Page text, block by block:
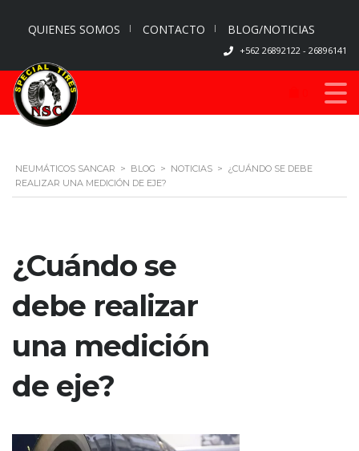
QUIENES SOMOS CONTACTO BLOG/NOTICIAS
+562 26892122 - 26896141
NEUMÁTICOS SANCAR > BLOG > NOTICIAS > ¿CUÁNDO SE DEBE
REALIZAR UNA MEDICIÓN DE EJE?
¿Cuándo se
debe realizar
una medición
de eje?